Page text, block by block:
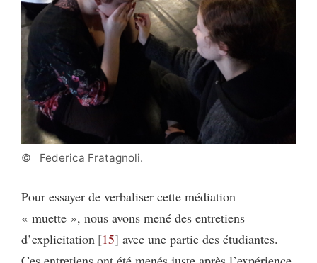
© Federica Fratagnoli.
Pour essayer de verbaliser cette médiation
« muette », nous avons mené des entretiens
d’explicitation 15 avec une partie des étudiantes.